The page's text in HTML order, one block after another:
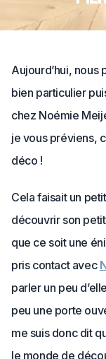
Aujourd’hui, nous
bien particulier
chez Noémie
je vous préviens,
déco !
Cela faisait un
découvrir son
que ce soit une
pris contact avec
parler un peu
peu une porte
me suis donc dit
le monde de